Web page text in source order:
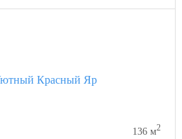
Красный Яр
136 м2